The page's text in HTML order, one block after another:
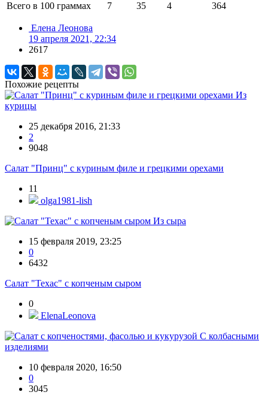
Всего в 100 граммах
7 35 4 364
Елена Леонова
19 апреля 2021, 22:34
2617
Похожие рецепты
Из
курицы
25 декабря 2016, 21:33
2
9048
Салат "Принц" с куриным филе и грецкими орехами
11
olga1981-lish
Из сыра
15 февраля 2019, 23:25
0
6432
Салат "Техас" с копченым сыром
0
ElenaLeonova
С колбасными
изделиями
10 февраля 2020, 16:50
0
3045